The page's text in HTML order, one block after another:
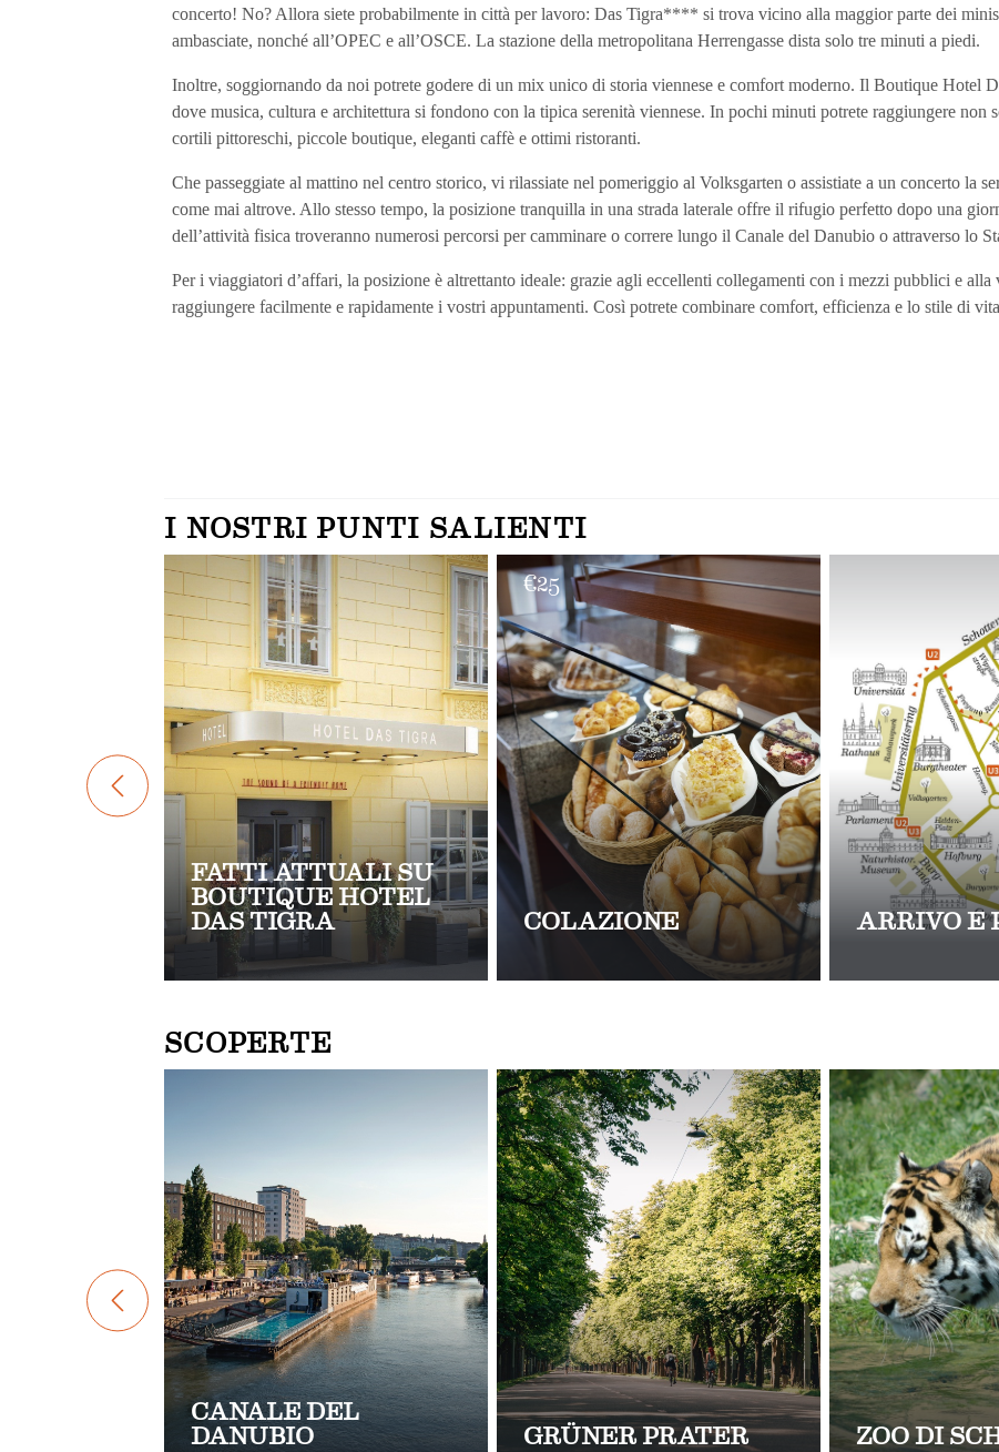
concerto! No? Allora siete probabilmente in città per lavoro: Das Tigra**** si trova vicino alla maggior parte dei
ambasciate, nonché all’OPEC e all’OSCE. La stazione della metropolitana Herrengasse dista solo tre minuti a piedi.
Inoltre, soggiornando da noi potrete godere di un mix unico di storia viennese e comfort moderno. Il Boutique Hotel
dove musica, cultura e architettura si fondono con la tipica serenità viennese. In pochi minuti potrete raggiungere
cortili pittoreschi, piccole boutique, eleganti caffè e ottimi ristoranti.
Che passeggiate al mattino nel centro storico, vi rilassiate nel pomeriggio al Volksgarten o assistiate a un concerto la
come mai altrove. Allo stesso tempo, la posizione tranquilla in una strada laterale offre il rifugio perfetto dopo una
dell’attività fisica troveranno numerosi percorsi per camminare o correre lungo il Canale del Danubio o attraverso lo
Per i viaggiatori d’affari, la posizione è altrettanto ideale: grazie agli eccellenti collegamenti con i mezzi pubblici e
raggiungere facilmente e rapidamente i vostri appuntamenti. Così potrete combinare comfort, efficienza e lo stile di
I NOSTRI PUNTI SALIENTI
FATTI ATTUALI SU
BOUTIQUE HOTEL
DAS TIGRA
€25
COLAZIONE ARRIVO E
SCOPERTE
CANALE DEL
DANUBIO GRÜNER PRATER ZOO DI